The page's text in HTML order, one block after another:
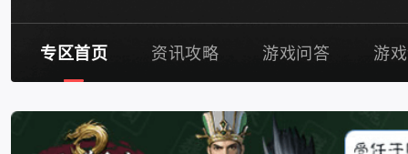
专区首页 资讯攻略 游戏问答 游